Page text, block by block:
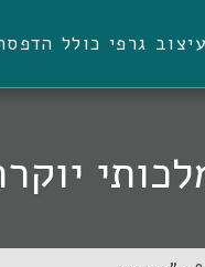
עיצוב גרפי כולל